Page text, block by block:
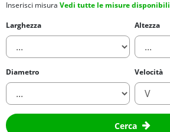
Inserisci misura Vedi tutte le misure disponibili
Larghezza
Altezza
Diametro Velocità
Cerca